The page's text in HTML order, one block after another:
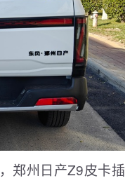
郑州日产Z9皮卡插